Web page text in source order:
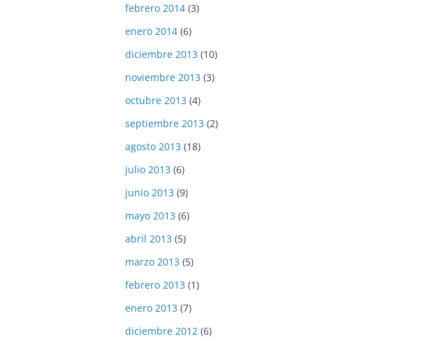
febrero 2014 (3)
enero 2014 (6)
diciembre 2013 (10)
noviembre 2013 (3)
octubre 2013 (4)
septiembre 2013 (2)
agosto 2013 (18)
julio 2013 (6)
junio 2013 (9)
mayo 2013 (6)
abril 2013 (5)
marzo 2013 (5)
febrero 2013 (1)
enero 2013 (7)
diciembre 2012 (6)